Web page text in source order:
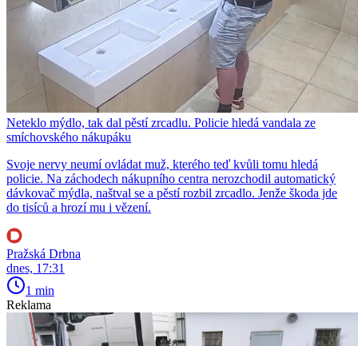
Neteklo mýdlo, tak dal pěstí zrcadlu. Policie hledá vandala ze
smíchovského nákupáku
Svoje nervy neumí ovládat muž, kterého teď kvůli tomu hledá
policie. Na záchodech nákupního centra nerozchodil automatický
dávkovač mýdla, naštval se a pěstí rozbil zrcadlo. Jenže škoda jde
do tisíců a hrozí mu i vězení.
Pražská Drbna
dnes, 17:31
1 min
Reklama